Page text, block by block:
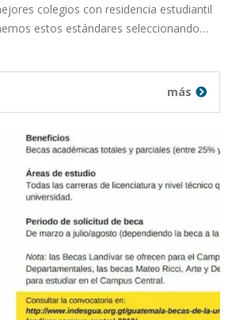
colegios con residencia estudiantil
estos estándares seleccionando…
más